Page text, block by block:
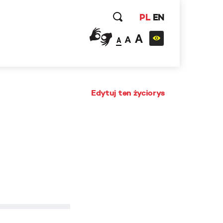
PL EN
A A A
Edytuj ten życiorys